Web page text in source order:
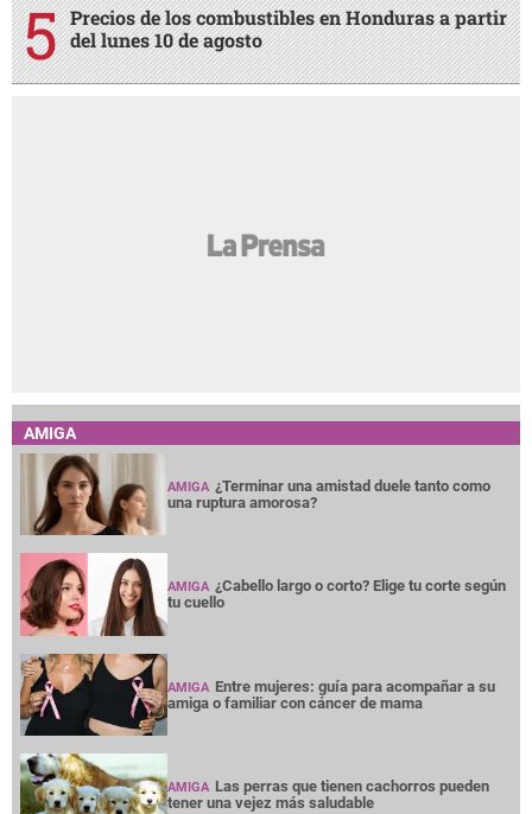
Precios de los combustibles en Honduras a partir
del lunes 10 de agosto
AMIGA
AMIGA ¿Terminar una amistad duele tanto como
una ruptura amorosa?
AMIGA ¿Cabello largo o corto? Elige tu corte según
tu cuello
AMIGA Entre mujeres: guía para acompañar a su
amiga o familiar con cáncer de mama
AMIGA Las perras que tienen cachorros pueden
tener una vejez más saludable